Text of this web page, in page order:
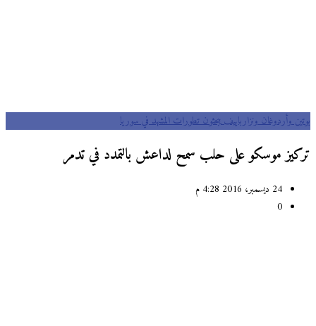
بوتين وأردوغان ونزارباييف يبحثون تطورات المشهد في سوريا
تركيز موسكو على حلب سمح لداعش بالتمدد في تدمر
24 ديسمبر، 2016 4:28 م